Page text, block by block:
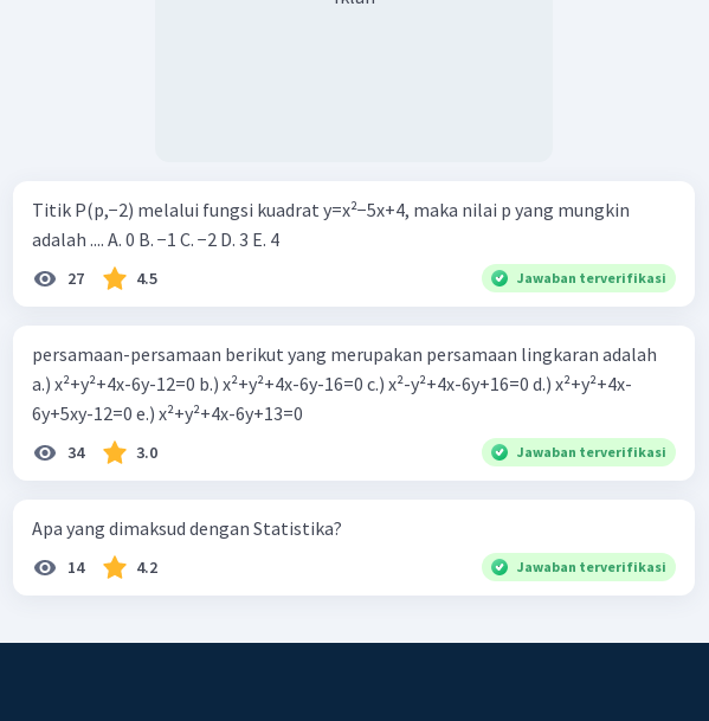
Titik P(p,−2) melalui fungsi kuadrat y=x²−5x+4, maka nilai p yang mungkin
adalah .... A. 0 B. −1 C. −2 D. 3 E. 4
27 4.5 Jawaban terverifikasi
persamaan-persamaan berikut yang merupakan persamaan lingkaran adalah
a.) x²+y²+4x-6y-12=0 b.) x²+y²+4x-6y-16=0 c.) x²-y²+4x-6y+16=0 d.) x²+y²+4x-
6y+5xy-12=0 e.) x²+y²+4x-6y+13=0
34 3.0 Jawaban terverifikasi
Apa yang dimaksud dengan Statistika?
14 4.2 Jawaban terverifikasi